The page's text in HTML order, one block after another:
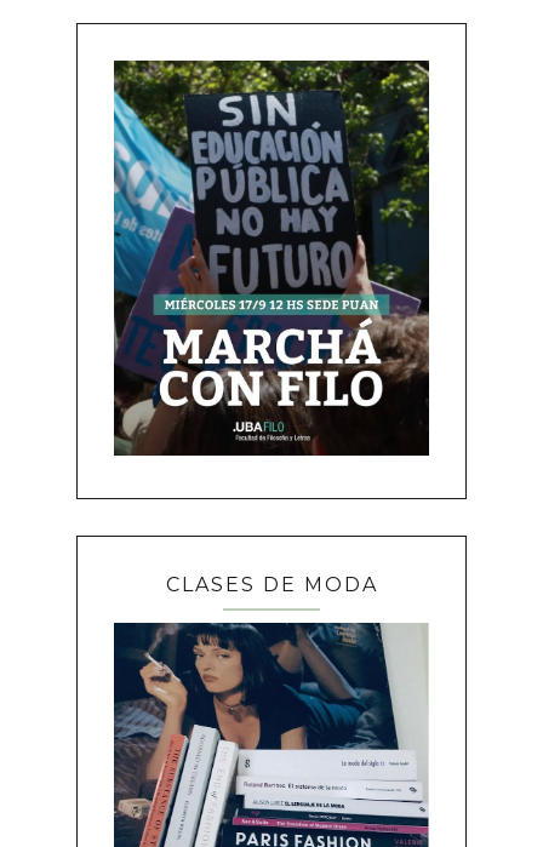
CLASES DE MODA